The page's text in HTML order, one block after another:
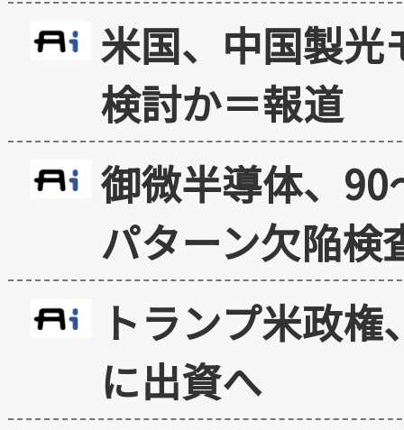
米国、中国製光
検討か＝報道
御微半導体、
パターン欠陥検
トランプ米政
に出資へ